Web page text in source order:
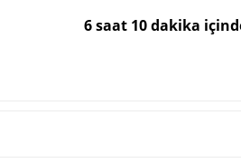
6 saat 10 dakika